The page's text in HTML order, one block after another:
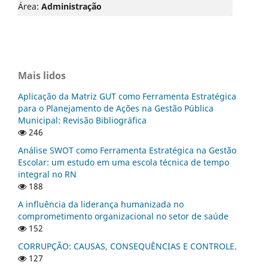
Área: Administração
Mais lidos
Aplicação da Matriz GUT como Ferramenta Estratégica
para o Planejamento de Ações na Gestão Pública
Municipal: Revisão Bibliográfica
246
Análise SWOT como Ferramenta Estratégica na Gestão
Escolar: um estudo em uma escola técnica de tempo
integral no RN
188
A influência da liderança humanizada no
comprometimento organizacional no setor de saúde
152
CORRUPÇÃO: CAUSAS, CONSEQUÊNCIAS E CONTROLE.
127